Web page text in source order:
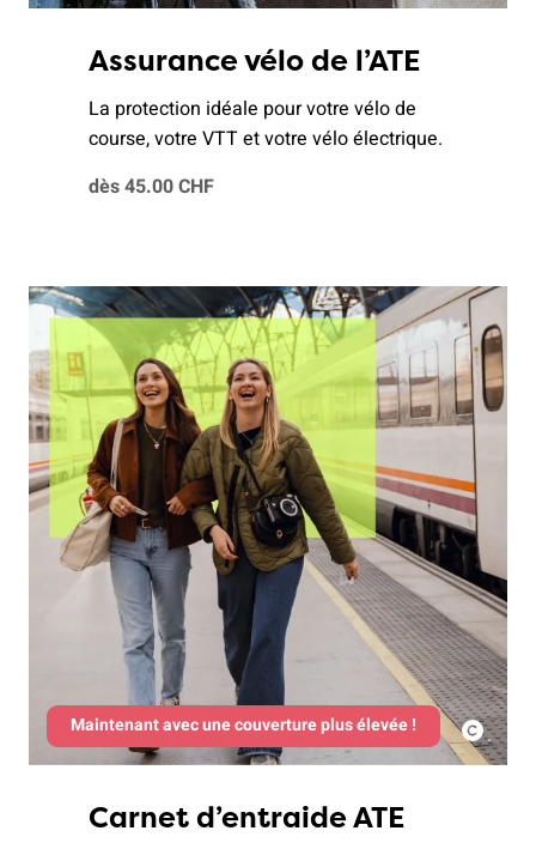
Assurance vélo de l’ATE
La protection idéale pour votre vélo de
course, votre VTT et votre vélo électrique.
dès 45.00 CHF
Maintenant avec une couverture plus élevée !
Carnet d’entraide ATE